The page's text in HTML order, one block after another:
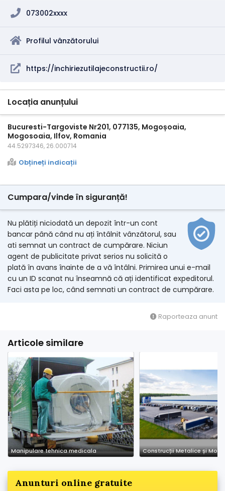
073002xxxx
Profilul vânzătorului
https://inchiriezutilajeconstructii.ro/
Locația anunțului
Bucuresti-Targoviste Nr201, 077135, Mogoșoaia,
Mogosoaia, Ilfov, Romania
44.5297346, 26.000714
Obțineți indicații
Cumpara/vinde în siguranță!
Nu plătiți niciodată un depozit într-un cont
bancar până când nu ați întâlnit vânzătorul, sau
ati semnat un contract de cumpărare. Niciun
agent de publicitate privat serios nu solicită o
plată în avans înainte de a vă întâlni. Primirea unui e-mail
cu un ID scanat nu înseamnă că ați identificat expeditorul.
Faci asta pe loc, când semnati un contract de cumpărare.
Raporteaza anunt
Articole similare
Manipulare tehnica medicala
Anunturi online gratuite